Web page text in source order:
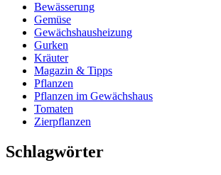
Bewässerung
Gemüse
Gewächshausheizung
Gurken
Kräuter
Magazin & Tipps
Pflanzen
Pflanzen im Gewächshaus
Tomaten
Zierpflanzen
Schlagwörter